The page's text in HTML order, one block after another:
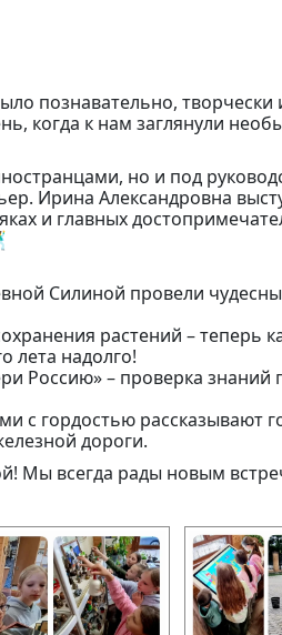
познавательно, творчески
когда к нам заглянули
но и под
Ирина Александровна
и главных
Силиной провели
растений – теперь
лета надолго!
Россию» – проверка знаний
с гордостью рассказывают
дороги.
Мы всегда рады новым